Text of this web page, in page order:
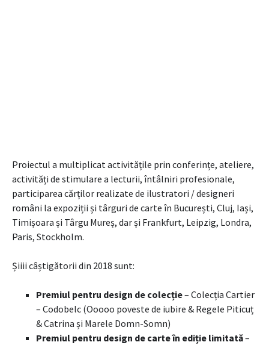
Proiectul a multiplicat activitățile prin conferințe, ateliere,
activități de stimulare a lecturii, întâlniri profesionale,
participarea cărților realizate de ilustratori / designeri
români la expoziții și târguri de carte în București, Cluj, Iași,
Timișoara și Târgu Mureș, dar și Frankfurt, Leipzig, Londra,
Paris, Stockholm.
Șiiii câștigătorii din 2018 sunt:
Premiul pentru design de colecție– Colecția Cartier
– Codobelc (Ooooo poveste de iubire & Regele Piticuț
& Catrina și Marele Domn-Somn)
Premiul pentru design de carte în ediție limitată–